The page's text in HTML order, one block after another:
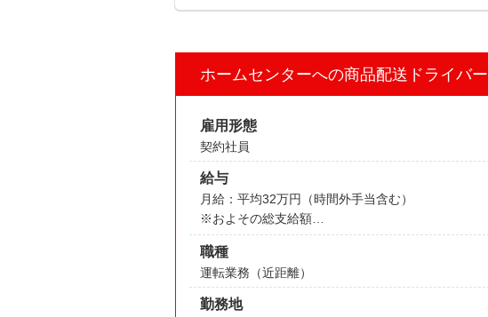
ホームセンターへの商品配送ドライバー
雇用形態
契約社員
給与
月給：平均32万円（時間外手当含む）
※およその総支給額
・日給１０，０００円＋時間外手当
・交通費 上限10,000円
職種
運転業務（近距離）
勤務地